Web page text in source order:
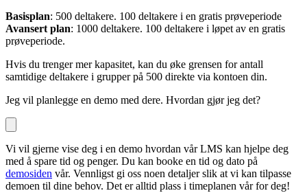
Basisplan: 500 deltakere. 100 deltakere i en gratis prøveperiode
Avansert plan: 1000 deltakere. 100 deltakere i løpet av en gratis
prøveperiode.
Hvis du trenger mer kapasitet, kan du øke grensen for antall
samtidige deltakere i grupper på 500 direkte via kontoen din.
Jeg vil planlegge en demo med dere. Hvordan gjør jeg det?
Vi vil gjerne vise deg i en demo hvordan vår LMS kan hjelpe deg
med å spare tid og penger. Du kan booke en tid og dato på
demosiden vår. Vennligst gi oss noen detaljer slik at vi kan tilpasse
demoen til dine behov. Det er alltid plass i timeplanen vår for deg!